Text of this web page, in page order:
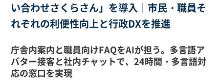
い合わせさくらさん」を導入｜市民・職員そ
れぞれの利便性向上と行政DXを推進
庁舎内案内と職員向けFAQをAIが担う。多言語ア
バター接客と社内チャットで、24時間・多言語対
応の窓口を実現